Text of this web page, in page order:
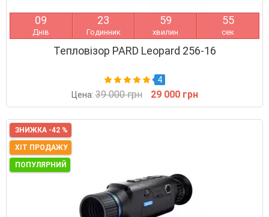
09
Днів
23
Годинник
59
хвилин
54
сек
Тепловізор PARD Leopard 256-16
4
Цена:39 000 грн 29 000 грн
ЗНИЖКА -42 %
ХІТ ПРОДАЖУ
ПОПУЛЯРНИЙ